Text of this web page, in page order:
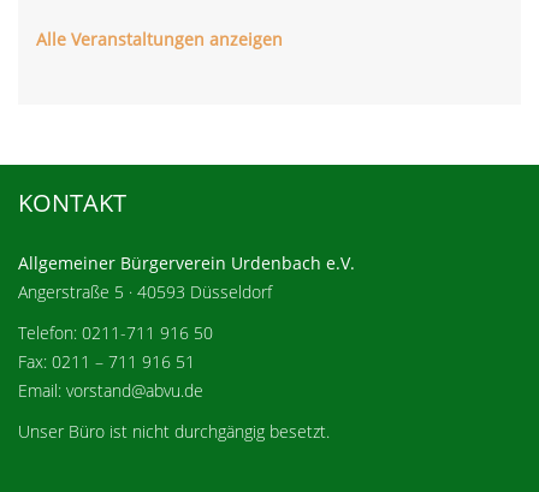
Alle Veranstaltungen anzeigen
KONTAKT
Allgemeiner Bürgerverein Urdenbach e.V.
Angerstraße 5 · 40593 Düsseldorf
Telefon: 0211-711 916 50
Fax: 0211 – 711 916 51
Email: vorstand@abvu.de
Unser Büro ist nicht durchgängig besetzt.